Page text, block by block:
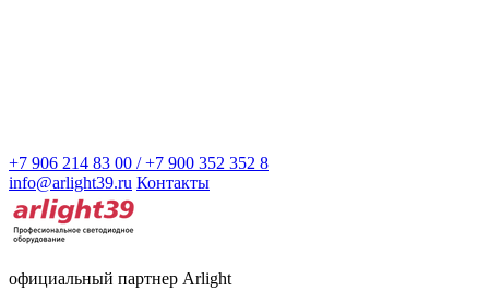
+7 906 214 83 00 / +7 900 352 352 8
info@arlight39.ru Контакты
официальный партнер Arlight